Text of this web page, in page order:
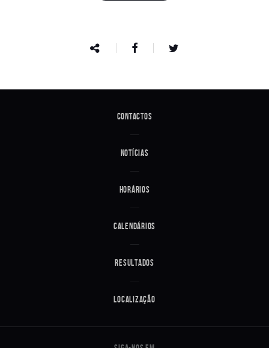
Contactos
Notícias
Horários
Calendários
Resultados
Localização